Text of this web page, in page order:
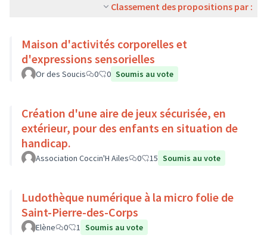
Classement des propositions par :
Maison d'activités corporelles et
d'expressions sensorielles
Or des Soucis 0 0 Soumis au vote
Création d'une aire de jeux sécurisée, en
extérieur, pour des enfants en situation de
handicap.
Association Coccin'H Ailes 0 15 Soumis au vote
Ludothèque numérique à la micro folie de
Saint-Pierre-des-Corps
Elène 0 1 Soumis au vote